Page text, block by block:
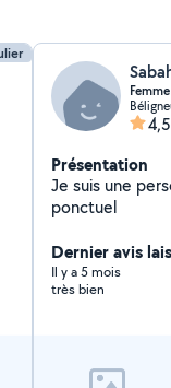
Présentation
Je suis une
ponctuel
Dernier avis
Il y a 5 mois
très bien